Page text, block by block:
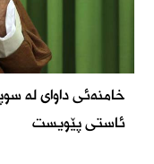
خامنەئی داوای لە
ئاستی پێویست